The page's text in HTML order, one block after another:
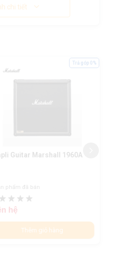
chi tiết
Guitar Marshall 1960A
phẩm đã bán
hệ
Thêm giỏ hàng
Trả góp 0%